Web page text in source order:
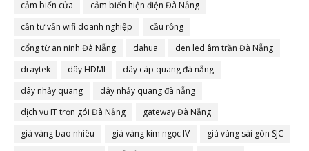
cảm biến cửa
cảm biến hiện điện Đà Nẵng
cần tư vấn wifi doanh nghiệp
cầu rồng
cổng từ an ninh Đà Nẵng
dahua
den led âm trần Đà Nẵng
draytek
dây HDMI
dây cáp quang đà nẵng
dây nhảy quang
dây nhảy quang đà nẵng
dịch vụ IT trọn gói Đà Nẵng
gateway Đà Nẵng
giá vàng bao nhiêu
giá vàng kim ngọc IV
giá vàng sài gòn SJC